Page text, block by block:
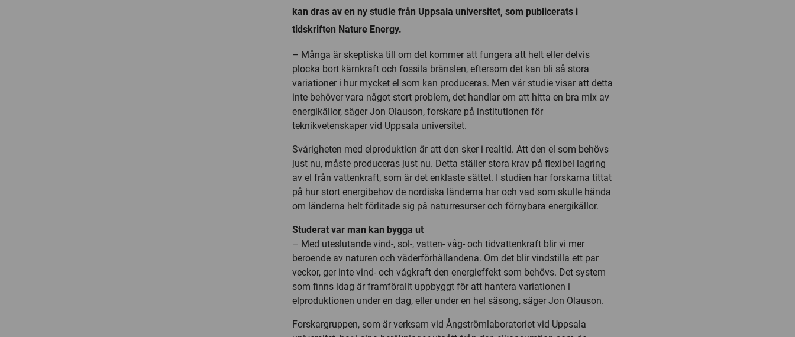
kan dras av en ny studie från Uppsala universitet, som publicerats i
tidskriften Nature Energy.
– Många är skeptiska till om det kommer att fungera att helt eller delvis
plocka bort kärnkraft och fossila bränslen, eftersom det kan bli så stora
variationer i hur mycket el som kan produceras. Men vår studie visar att detta
inte behöver vara något stort problem, det handlar om att hitta en bra mix av
energikällor, säger Jon Olauson, forskare på institutionen för
teknikvetenskaper vid Uppsala universitet.
Svårigheten med elproduktion är att den sker i realtid. Att den el som behövs
just nu, måste produceras just nu. Detta ställer stora krav på flexibel lagring
av el från vattenkraft, som är det enklaste sättet. I studien har forskarna tittat
på hur stort energibehov de nordiska länderna har och vad som skulle hända
om länderna helt förlitade sig på naturresurser och förnybara energikällor.
Studerat var man kan bygga ut
– Med uteslutande vind-, sol-, vatten- våg- och tidvattenkraft blir vi mer
beroende av naturen och väderförhållandena. Om det blir vindstilla ett par
veckor, ger inte vind- och vågkraft den energieffekt som behövs. Det system
som finns idag är framförallt uppbyggt för att hantera variationen i
elproduktionen under en dag, eller under en hel säsong, säger Jon Olauson.
Forskargruppen, som är verksam vid Ångströmlaboratoriet vid Uppsala